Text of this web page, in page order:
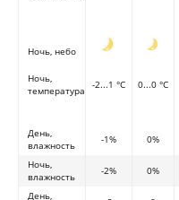
Ночь, небо
Ночь,
температура
-2...1 °C 0...0 °C
День,
влажность
-1% 0%
Ночь,
влажность
-2% 0%
День,